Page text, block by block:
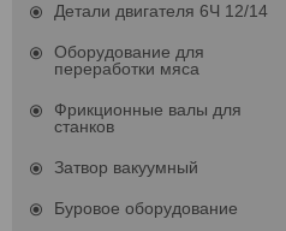
Детали двигателя 6Ч 12/14
Оборудование для
переработки мяса
Фрикционные валы для
станков
Затвор вакуумный
Буровое оборудование